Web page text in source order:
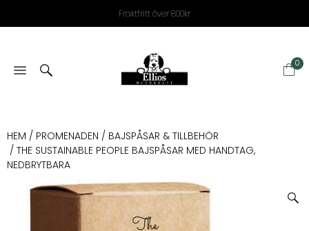
Fraktfritt över 800kr
0
HEM / PROMENADEN / BAJSPÅSAR & TILLBEHÖR
/ THE SUSTAINABLE PEOPLE BAJSPÅSAR MED HANDTAG,
NEDBRYTBARA